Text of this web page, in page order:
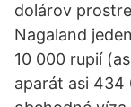
dolárov
Nagaland
10 000 rupií
aparát asi 434